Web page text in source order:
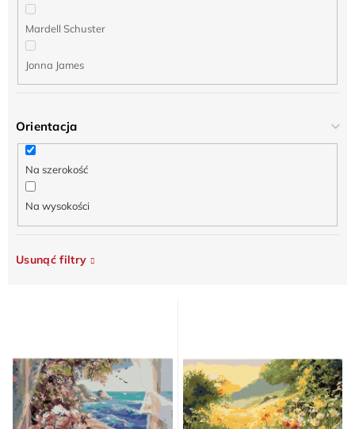
Mardell Schuster
Jonna James
Orientacja
Na szerokość
Na wysokości
Usunąć filtry